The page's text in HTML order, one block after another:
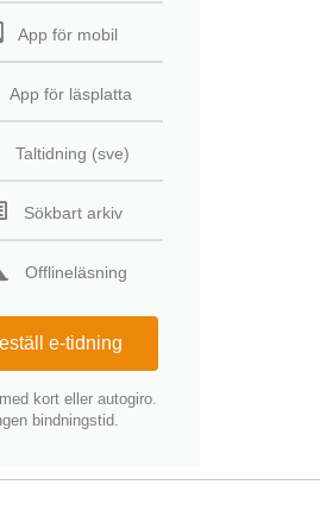
App för mobil
App för läsplatta
Taltidning (sve)
Sökbart arkiv
Offlineläsning
e-tidning
kort eller autogiro.
bindningstid.